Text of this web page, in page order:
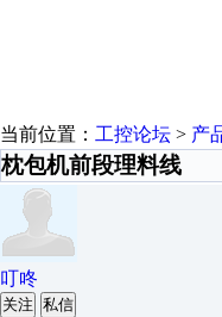
当前位置： 工控论坛 > 产
枕包机前段理料线
叮咚
关注 私信